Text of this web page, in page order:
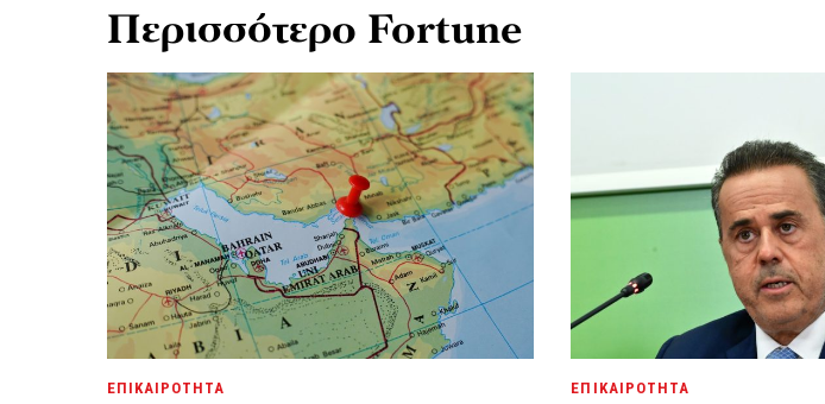
Περισσότερο Fortune
ΕΠΙΚΑΙΡΟΤΗΤΑ ΕΠΙΚΑΙΡΟΤΗΤΑ